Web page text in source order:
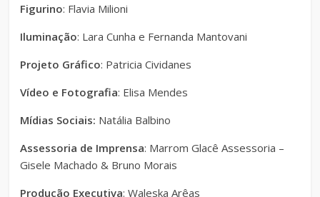
Figurino: Flavia Milioni
Iluminação: Lara Cunha e Fernanda Mantovani
Projeto Gráfico: Patricia Cividanes
Vídeo e Fotografia: Elisa Mendes
Mídias Sociais: Natália Balbino
Assessoria de Imprensa: Marrom Glacê Assessoria –
Gisele Machado & Bruno Morais
Produção Executiva: Waleska Arêas